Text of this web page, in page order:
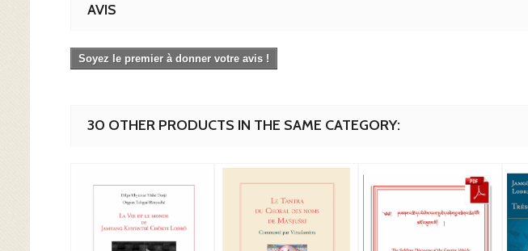
AVIS
Soyez le premier à donner votre avis !
30 OTHER PRODUCTS IN THE SAME CATEGORY: